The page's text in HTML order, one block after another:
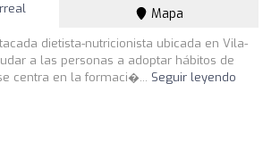
Mapa
dietista-nutricionista ubicada en Vila-
a las personas a adoptar hábitos de
centra en la formaci�... Seguir leyendo